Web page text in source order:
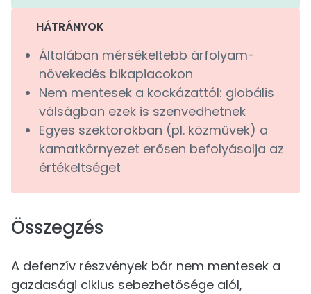
HÁTRÁNYOK
Általában mérsékeltebb árfolyam-
növekedés bikapiacokon
Nem mentesek a kockázattól: globális
válságban ezek is szenvedhetnek
Egyes szektorokban (pl. közművek) a
kamatkörnyezet erősen befolyásolja az
értékeltséget
Összegzés
A defenzív részvények bár nem mentesek a
gazdasági ciklus sebezhetősége alól,